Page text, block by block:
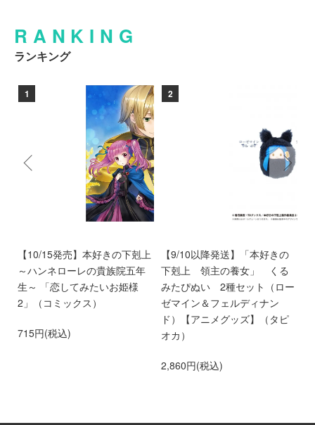
RANKING
ランキング
1
【10/15発売】本好きの下剋上
～ハンネローレの貴族院五年
生～ 「恋してみたいお姫様
2」（コミックス）
715円(税込)
2
【9/10以降発送】「本好きの
下剋上 領主の養女」 くる
みたぴぬい 2種セット（ロー
ゼマイン＆フェルディナン
ド）【アニメグッズ】（タピ
オカ）
2,860円(税込)